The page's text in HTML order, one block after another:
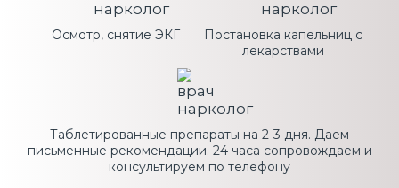
Осмотр, снятие ЭКГ
Постановка капельниц с
лекарствами
Таблетированные препараты на 2-3 дня. Даем
письменные рекомендации. 24 часа сопровождаем и
консультируем по телефону